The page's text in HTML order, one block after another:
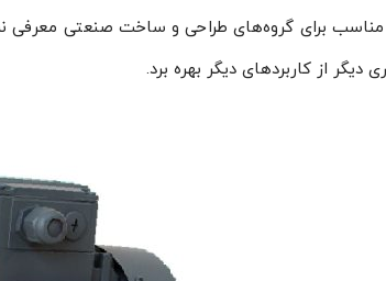
برای گروه‌های طراحی و ساخت صنعتی معرفی
دیگر از کاربردهای دیگر بهره برد.